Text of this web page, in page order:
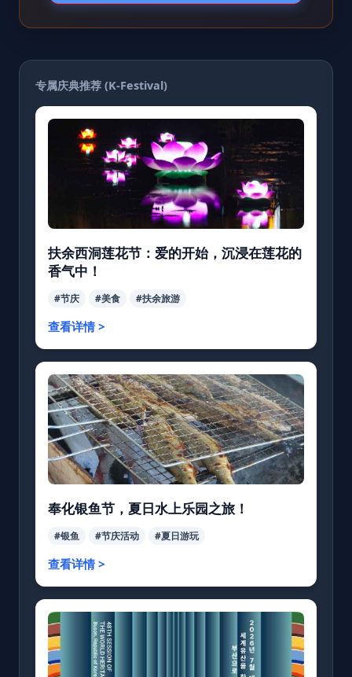
专属庆典推荐 (K-Festival)
扶余西洞莲花节：爱的开始，沉浸在莲花的
香气中！
#节庆 #美食 #扶余旅游
查看详情 >
奉化银鱼节，夏日水上乐园之旅！
#银鱼 #节庆活动 #夏日游玩
查看详情 >